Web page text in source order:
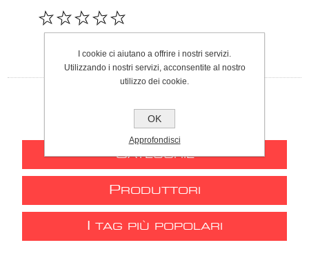
CATEGORIE
PRODUTTORI
TAG PIÙ POPOLARI
I cookie ci aiutano a offrire i nostri servizi.
Utilizzando i nostri servizi, acconsentite al nostro
utilizzo dei cookie.
OK
Approfondisci